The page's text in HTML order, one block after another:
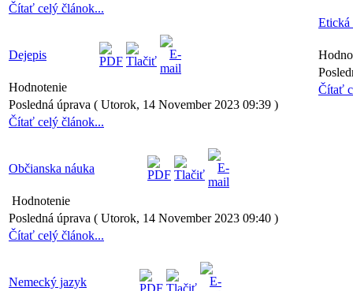
Čítať celý článok...
Dejepis
Hodnotenie
Posledná úprava ( Utorok, 14 November 2023 09:39 )
Čítať celý článok...
Občianska náuka
Hodnotenie
Posledná úprava ( Utorok, 14 November 2023 09:40 )
Čítať celý článok...
Nemecký jazyk
Etická
Čítať